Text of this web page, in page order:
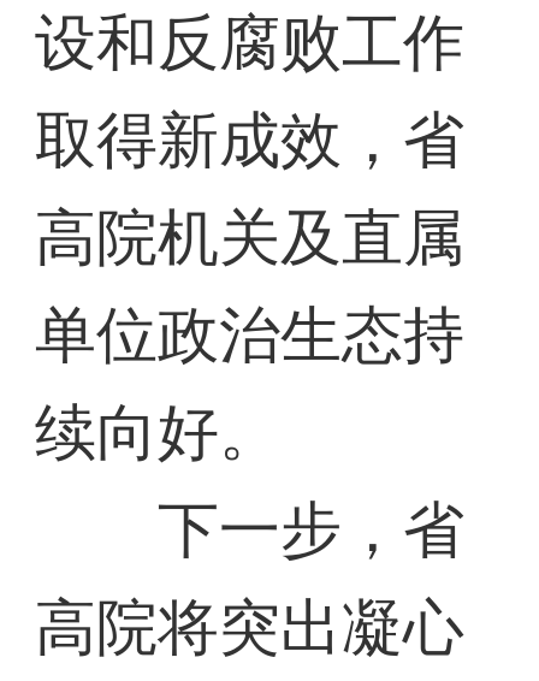
设和反腐败工作
取得新成效，省
高院机关及直属
单位政治生态持
续向好。
下一步，省
高院将突出凝心